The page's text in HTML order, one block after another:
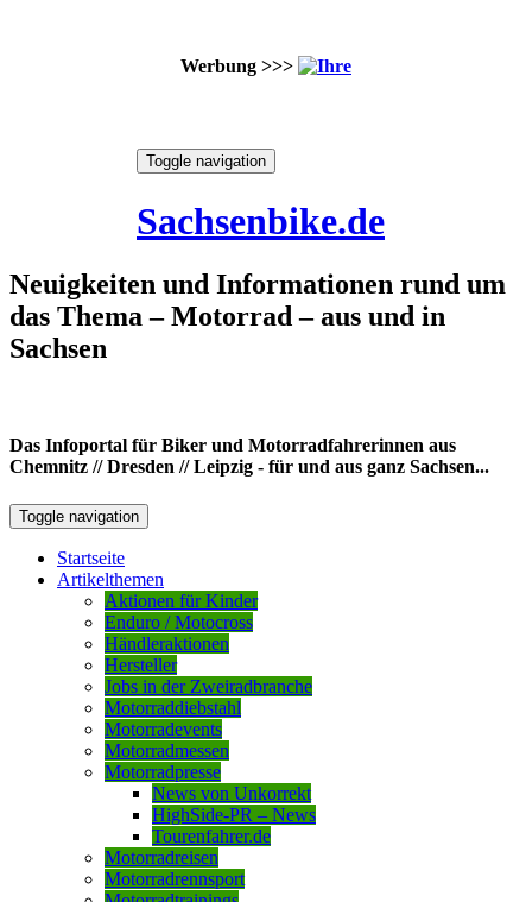
Werbung >>>
Toggle navigation
Sachsenbike.de
Neuigkeiten und Informationen rund um
das Thema – Motorrad – aus und in
Sachsen
Das Infoportal für Biker und Motorradfahrerinnen aus
Chemnitz // Dresden // Leipzig - für und aus ganz Sachsen...
Toggle navigation
Startseite
Artikelthemen
Aktionen für Kinder
Enduro / Motocross
Händleraktionen
Hersteller
Jobs in der Zweiradbranche
Motorraddiebstahl
Motorradevents
Motorradmessen
Motorradpresse
News von Unkorrekt
HighSide-PR – News
Tourenfahrer.de
Motorradreisen
Motorradrennsport